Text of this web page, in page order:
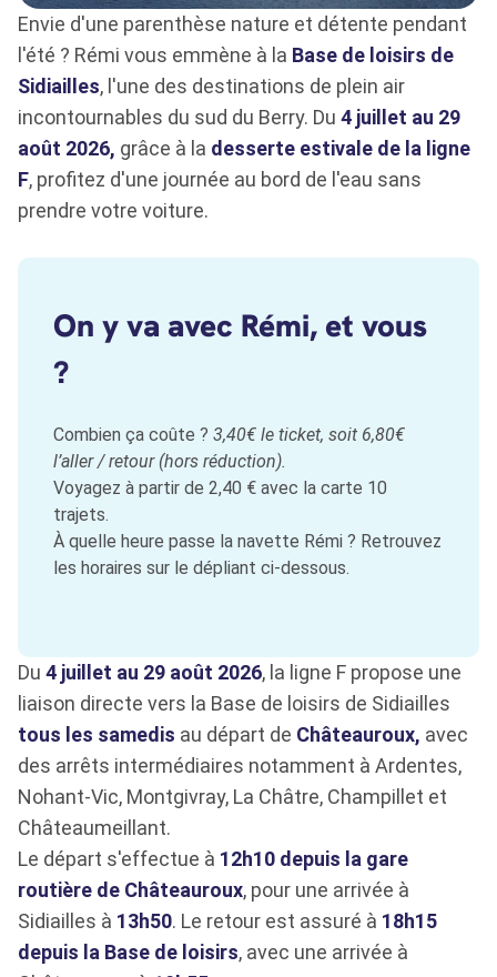
Envie d'une parenthèse nature et détente pendant
l'été ? Rémi vous emmène à la Base de loisirs de
Sidiailles, l'une des destinations de plein air
incontournables du sud du Berry. Du 4 juillet au 29
août 2026, grâce à la desserte estivale de la ligne
F, profitez d'une journée au bord de l'eau sans
prendre votre voiture.
On y va avec Rémi, et vous
?
Combien ça coûte ? 3,40€ le ticket, soit 6,80€
l’aller / retour (hors réduction).
Voyagez à partir de 2,40 € avec la carte 10
trajets.
À quelle heure passe la navette Rémi ? Retrouvez
les horaires sur le dépliant ci-dessous.
Du 4 juillet au 29 août 2026, la ligne F propose une
liaison directe vers la Base de loisirs de Sidiailles
tous les samedis au départ de Châteauroux, avec
des arrêts intermédiaires notamment à Ardentes,
Nohant-Vic, Montgivray, La Châtre, Champillet et
Châteaumeillant.
Le départ s'effectue à 12h10 depuis la gare
routière de Châteauroux, pour une arrivée à
Sidiailles à 13h50. Le retour est assuré à 18h15
depuis la Base de loisirs, avec une arrivée à